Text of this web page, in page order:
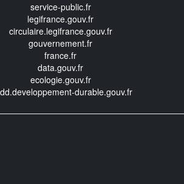
service-public.fr
legifrance.gouv.fr
circulaire.legifrance.gouv.fr
gouvernement.fr
france.fr
data.gouv.fr
ecologie.gouv.fr
durable.gouv.fr